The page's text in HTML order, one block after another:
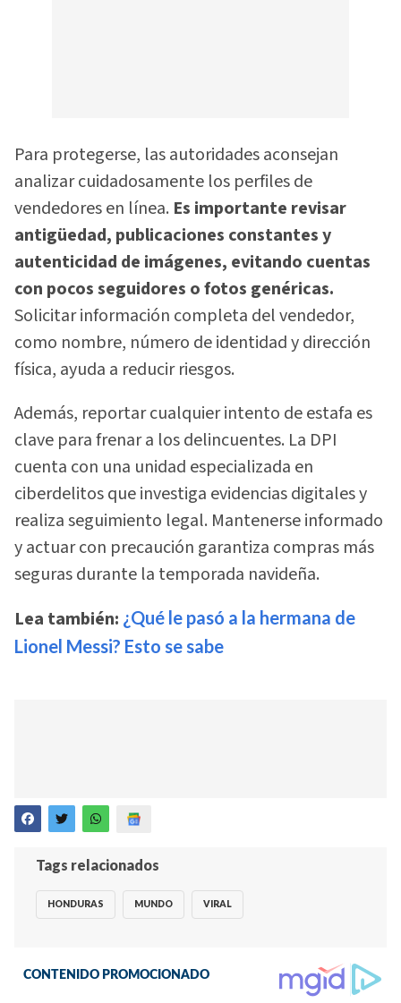
Para protegerse, las autoridades aconsejan
analizar cuidadosamente los perfiles de
vendedores en línea. Es importante revisar
antigüedad, publicaciones constantes y
autenticidad de imágenes, evitando cuentas
con pocos seguidores o fotos genéricas.
Solicitar información completa del vendedor,
como nombre, número de identidad y dirección
física, ayuda a reducir riesgos.
Además, reportar cualquier intento de estafa es
clave para frenar a los delincuentes. La DPI
cuenta con una unidad especializada en
ciberdelitos que investiga evidencias digitales y
realiza seguimiento legal. Mantenerse informado
y actuar con precaución garantiza compras más
seguras durante la temporada navideña.
Lea también: ¿Qué le pasó a la hermana de
Lionel Messi? Esto se sabe
Tags relacionados
HONDURAS MUNDO VIRAL